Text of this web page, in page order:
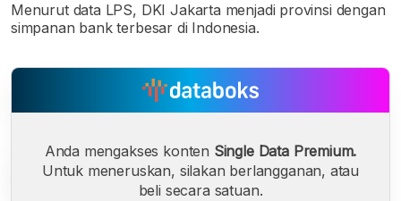
Menurut data LPS, DKI Jakarta menjadi provinsi dengan
simpanan bank terbesar di Indonesia.
Anda mengakses konten Single Data Premium.
Untuk meneruskan, silakan berlangganan, atau
beli secara satuan.